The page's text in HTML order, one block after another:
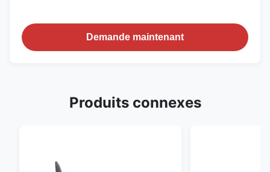
Demande maintenant
Produits connexes